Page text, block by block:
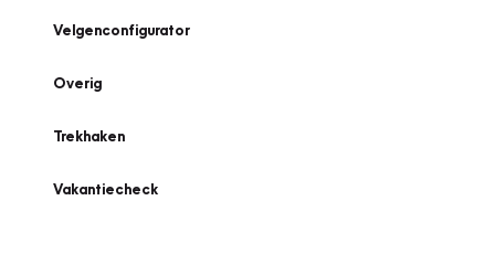
Velgenconfigurator
Overig
Trekhaken
Vakantiecheck